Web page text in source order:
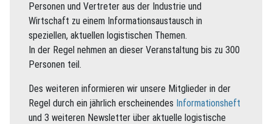
Personen und Vertreter aus der Industrie und
Wirtschaft zu einem Informationsaustausch in
speziellen, aktuellen logistischen Themen.
In der Regel nehmen an dieser Veranstaltung bis zu 300
Personen teil.
Des weiteren informieren wir unsere Mitglieder in der
Regel durch ein jährlich erscheinendes Informationsheft
und 3 weiteren Newsletter über aktuelle logistische